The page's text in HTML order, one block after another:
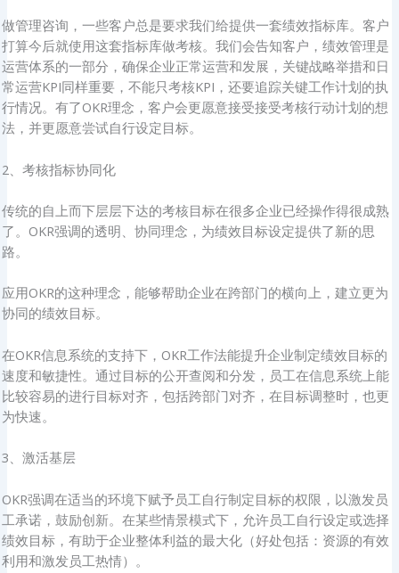
做管理咨询，一些客户总是要求我们给提供一套绩效指标库。客户
打算今后就使用这套指标库做考核。我们会告知客户，绩效管理是
运营体系的一部分，确保企业正常运营和发展，关键战略举措和日
常运营KPI同样重要，不能只考核KPI，还要追踪关键工作计划的执
行情况。有了OKR理念，客户会更愿意接受接受考核行动计划的想
法，并更愿意尝试自行设定目标。
2、考核指标协同化
传统的自上而下层层下达的考核目标在很多企业已经操作得很成熟
了。OKR强调的透明、协同理念，为绩效目标设定提供了新的思
路。
应用OKR的这种理念，能够帮助企业在跨部门的横向上，建立更为
协同的绩效目标。
在OKR信息系统的支持下，OKR工作法能提升企业制定绩效目标的
速度和敏捷性。通过目标的公开查阅和分发，员工在信息系统上能
比较容易的进行目标对齐，包括跨部门对齐，在目标调整时，也更
为快速。
3、激活基层
OKR强调在适当的环境下赋予员工自行制定目标的权限，以激发员
工承诺，鼓励创新。在某些情景模式下，允许员工自行设定或选择
绩效目标，有助于企业整体利益的最大化（好处包括：资源的有效
利用和激发员工热情）。